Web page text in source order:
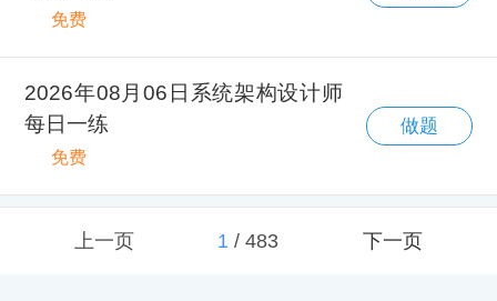
免费
2026年08月06日系统架构设计师
每日一练
免费
做题
上一页 1/ 483 下一页